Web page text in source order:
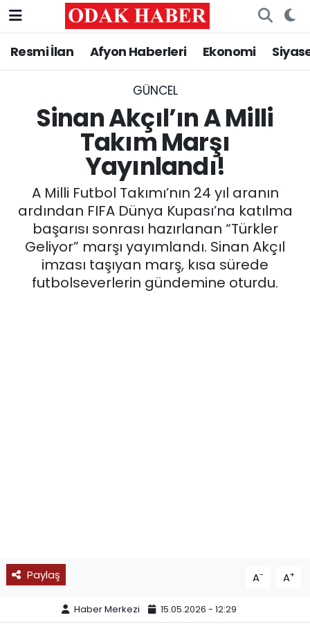
Resmi İlan Afyon Haberleri Ekonomi
GÜNCEL
Sinan Akçıl’ın A Milli
Takım Marşı
Yayınlandı!
A Milli Futbol Takımı’nın 24 yıl aranın
ardından FIFA Dünya Kupası’na katılma
başarısı sonrası hazırlanan “Türkler
Geliyor” marşı yayımlandı. Sinan Akçıl
imzası taşıyan marş, kısa sürede
futbolseverlerin gündemine oturdu.
Paylaş A- A+
Haber Merkezi 15.05.2026 - 12:29
AFYONKARAHİSAR HABERLERİ
ASAYİŞ
GÜNCEL
SİYASET
EĞİTİM
MAGAZİN
Nöbetçi Eczaneler
Trafik Durumu
Süper Lig Puan Durumu ve Fikstür
Tüm Manşetler
Son Dakika Haberleri
Haber Arşivi